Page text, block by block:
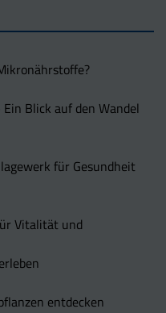
Blick auf den Wandel
für Gesundheit
Vitalität und
entdecken